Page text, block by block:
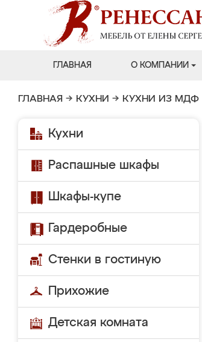
ГЛАВНАЯ О КОМПАНИИ
ГЛАВНАЯ → КУХНИ → КУХНИ ИЗ МДФ
Кухни
Распашные шкафы
Шкафы-купе
Гардеробные
Стенки в гостиную
Прихожие
Детская комната